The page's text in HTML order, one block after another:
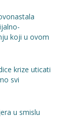
koji u ovom
krize uticati
svi
u smislu